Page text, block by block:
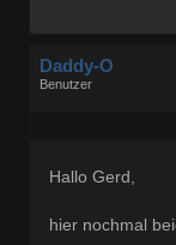
Daddy-O
Benutzer
Hallo Gerd,
hier nochmal